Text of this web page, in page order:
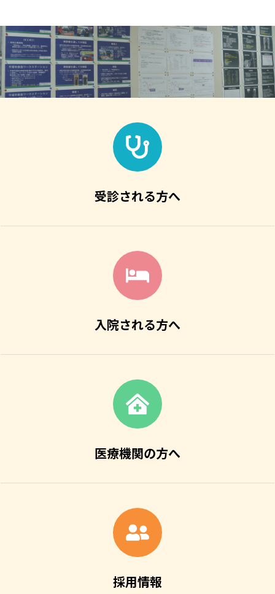
受診される方へ
入院される方へ
医療機関の方へ
採用情報